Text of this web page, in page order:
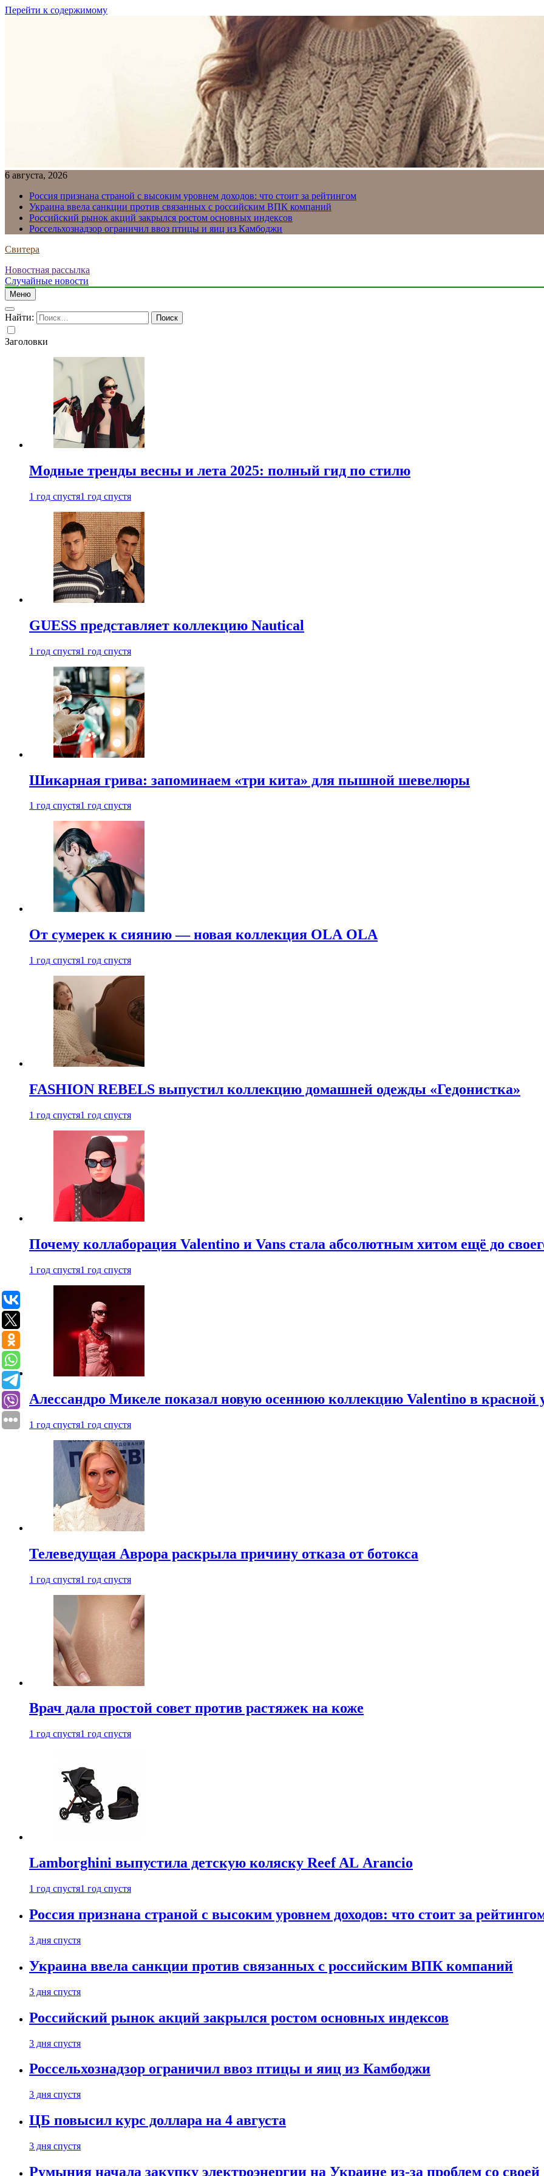
Перейти к содержимому
6 августа, 2026
Россия признана страной с высоким уровнем доходов: что стоит за рейтингом
Украина ввела санкции против связанных с российским ВПК компаний
Российский рынок акций закрылся ростом основных индексов
Россельхознадзор ограничил ввоз птицы и яиц из Камбоджи
Свитера
Новостная рассылка
Случайные новости
Меню
Найти:
Заголовки
Модные тренды весны и лета 2025: полный гид по стилю
1 год спустя1 год спустя
GUESS представляет коллекцию Nautical
1 год спустя1 год спустя
Шикарная грива: запоминаем «три кита» для пышной шевелюры
1 год спустя1 год спустя
От сумерек к сиянию — новая коллекция OLA OLA
1 год спустя1 год спустя
FASHION REBELS выпустил коллекцию домашней одежды «Гедонистка»
1 год спустя1 год спустя
Почему коллаборация Valentino и Vans стала абсолютным хитом ещё до
1 год спустя1 год спустя
Алессандро Микеле показал новую осеннюю коллекцию Valentino в красной
1 год спустя1 год спустя
Телеведущая Аврора раскрыла причину отказа от ботокса
1 год спустя1 год спустя
Врач дала простой совет против растяжек на коже
1 год спустя1 год спустя
Lamborghini выпустила детскую коляску Reef AL Arancio
1 год спустя1 год спустя
Россия признана страной с высоким уровнем доходов: что стоит за
3 дня спустя
Украина ввела санкции против связанных с российским ВПК компаний
3 дня спустя
Российский рынок акций закрылся ростом основных индексов
3 дня спустя
Россельхознадзор ограничил ввоз птицы и яиц из Камбоджи
3 дня спустя
ЦБ повысил курс доллара на 4 августа
3 дня спустя
Румыния начала закупку электроэнергии на Украине из-за проблем со